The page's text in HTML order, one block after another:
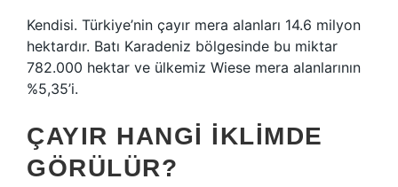
Kendisi. Türkiye’nin çayır mera alanları 14.6 milyon
hektardır. Batı Karadeniz bölgesinde bu miktar
782.000 hektar ve ülkemiz Wiese mera alanlarının
%5,35’i.
ÇAYIR HANGI IKLIMDE
GÖRÜLÜR?